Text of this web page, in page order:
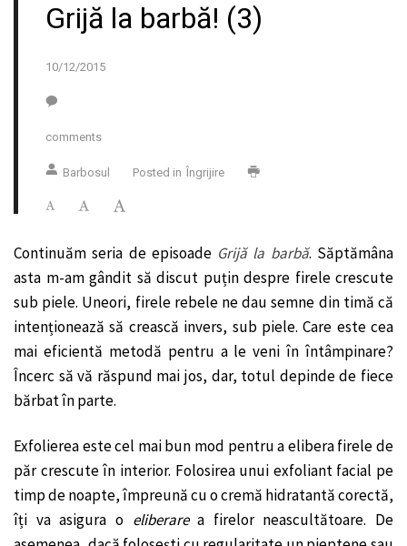
Grijă la barbă! (3)
10/12/2015
comments
Barbosul Posted in Îngrijire
Continuăm seria de episoade Grijă la barbă. Săptămâna
asta m-am gândit să discut puțin despre firele crescute
sub piele. Uneori, firele rebele ne dau semne din timă că
intenționează să crească invers, sub piele. Care este cea
mai eficientă metodă pentru a le veni în întâmpinare?
Încerc să vă răspund mai jos, dar, totul depinde de fiece
bărbat în parte.
Exfolierea este cel mai bun mod pentru a elibera firele de
păr crescute în interior. Folosirea unui exfoliant facial pe
timp de noapte, împreună cu o cremă hidratantă corectă,
îți va asigura o eliberarea firelor neascultătoare. De